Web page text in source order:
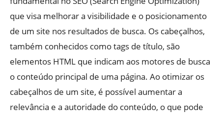
que visa melhorar a visibilidade e o posicionamento
de um site nos resultados de busca. Os cabeçalhos,
também conhecidos como tags de título, são
elementos HTML que indicam aos motores de busca
o conteúdo principal de uma página. Ao otimizar os
cabeçalhos de um site, é possível aumentar a
relevância e a autoridade do conteúdo, o que pode